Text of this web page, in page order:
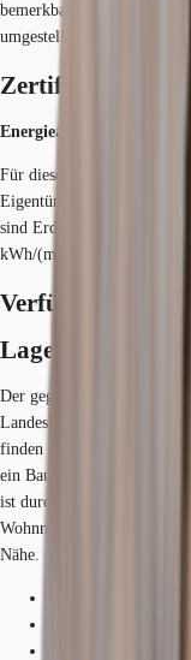
bemerkbar macht. Die
umgestellt. Auf dem
Zertifizierungen
Energieausweis
Für diese Liegenschaft
Eigentümer/Vermieter vor.
sind Erdgas leicht, Strom.
kWh/(m²*a). Der
Verfügbare Fläche
Lage und
Der gegenständliche
Landeshauptstadt
finden sich diverse
ein Baumarkt und ein
ist durch gewerbliche
Wohnnutzung geprägt.
Nähe.